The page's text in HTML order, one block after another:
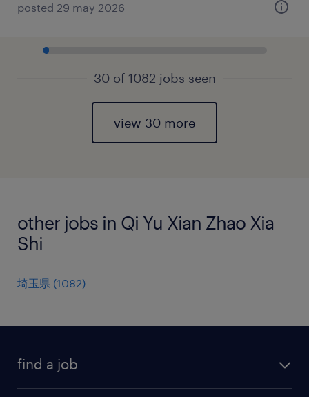
posted 29 may 2026
30 of 1082 jobs seen
view 30 more
other jobs in Qi Yu Xian Zhao Xia
Shi
埼玉県 (1082)
find a job